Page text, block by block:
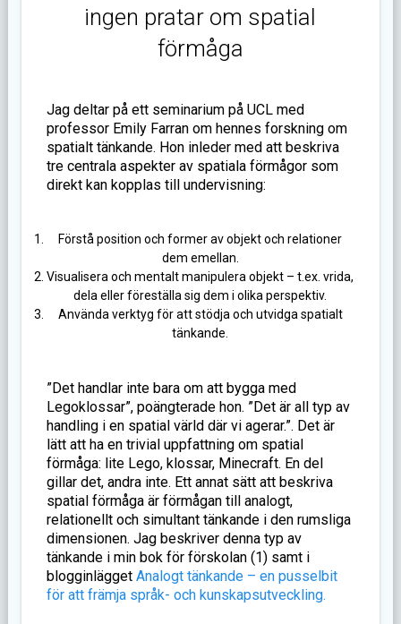
ingen pratar om spatial
förmåga
Jag deltar på ett seminarium på UCL med
professor Emily Farran om hennes forskning om
spatialt tänkande. Hon inleder med att beskriva
tre centrala aspekter av spatiala förmågor som
direkt kan kopplas till undervisning:
Förstå position och former av objekt och relationer
dem emellan.
Visualisera och mentalt manipulera objekt – t.ex. vrida,
dela eller föreställa sig dem i olika perspektiv.
Använda verktyg för att stödja och utvidga spatialt
tänkande.
”Det handlar inte bara om att bygga med
Legoklossar”, poängterade hon. ”Det är all typ av
handling i en spatial värld där vi agerar.”. Det är
lätt att ha en trivial uppfattning om spatial
förmåga: lite Lego, klossar, Minecraft. En del
gillar det, andra inte. Ett annat sätt att beskriva
spatial förmåga är förmågan till analogt,
relationellt och simultant tänkande i den rumsliga
dimensionen. Jag beskriver denna typ av
tänkande i min bok för förskolan (1) samt i
blogginlägget Analogt tänkande – en pusselbit
för att främja språk- och kunskapsutveckling.